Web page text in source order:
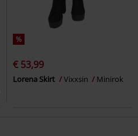
%
€ 53,99
Lorena Skirt Vixxsin Minirok